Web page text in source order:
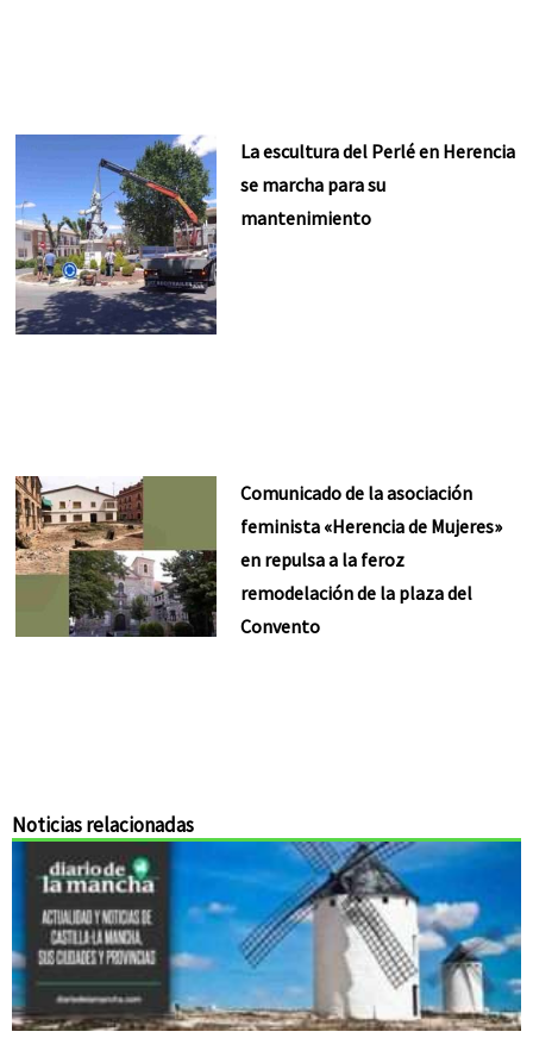
La escultura del Perlé en Herencia
se marcha para su
mantenimiento
Comunicado de la asociación
feminista «Herencia de Mujeres»
en repulsa a la feroz
remodelación de la plaza del
Convento
Noticias relacionadas